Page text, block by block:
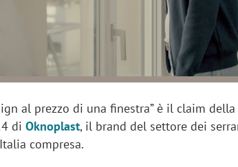
al prezzo di una finestra” è il claim
diOknoplast, il brand del settore dei
compresa.
e continuerà a
startup Kicè
"spreco di